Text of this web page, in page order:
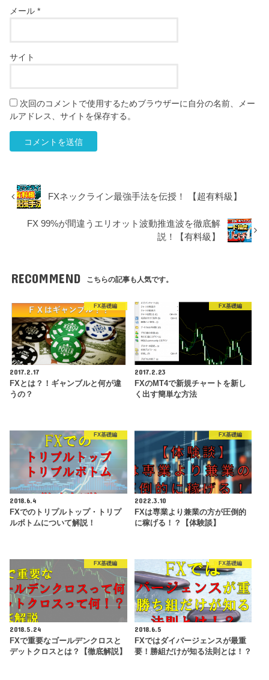
メール*
サイト
次回のコメントで使用するためブラウザーに自分の名前、メー
ルアドレス、サイトを保存する。
FXネックライン最強手法を伝授！ 【超有料級】
FX 99%が間違うエリオット波動推進波を徹底解
説！【有料級】
RECOMMEND こちらの記事も人気です。
FX基礎編
2017.2.17
FXとは？！ギャンブルと何が違
うの？
FX基礎編
2017.2.23
FXのMT4で新規チャートを新し
く出す簡単な方法
FX基礎編
2018.6.4
FXでのトリプルトップ・トリプ
ルボトムについて解説！
FX基礎編
2022.3.10
FXは専業より兼業の方が圧倒的
に稼げる！？【体験談】
FX基礎編
2018.5.24
FXで重要なゴールデンクロスと
デットクロスとは？【徹底解説】
FX基礎編
2018.6.5
FXではダイバージェンスが最重
要！勝組だけが知る法則とは！？